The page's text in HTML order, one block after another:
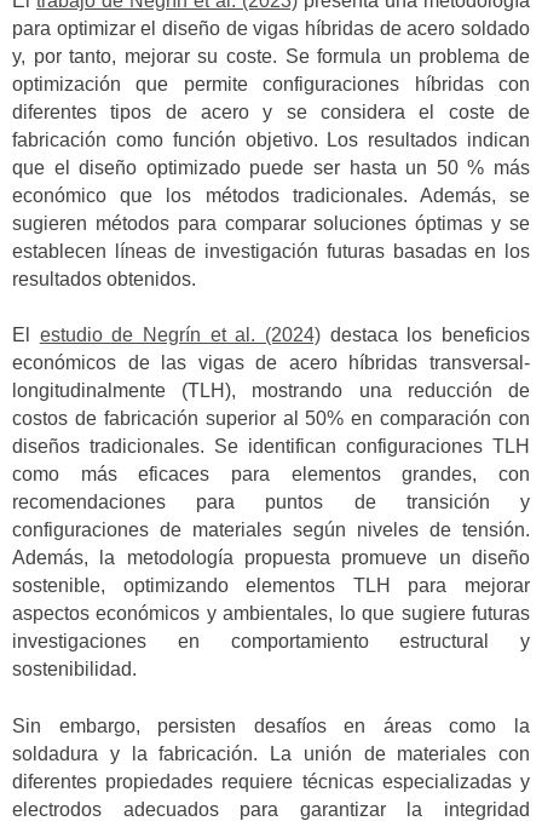
para optimizar el diseño de vigas híbridas de acero soldado
y, por tanto, mejorar su coste. Se formula un problema de
optimización que permite configuraciones híbridas con
diferentes tipos de acero y se considera el coste de
fabricación como función objetivo. Los resultados indican
que el diseño optimizado puede ser hasta un 50 % más
económico que los métodos tradicionales. Además, se
sugieren métodos para comparar soluciones óptimas y se
establecen líneas de investigación futuras basadas en los
resultados obtenidos.
El estudio de Negrín et al. (2024) destaca los beneficios
económicos de las vigas de acero híbridas transversal-
longitudinalmente (TLH), mostrando una reducción de
costos de fabricación superior al 50% en comparación con
diseños tradicionales. Se identifican configuraciones TLH
como más eficaces para elementos grandes, con
recomendaciones para puntos de transición y
configuraciones de materiales según niveles de tensión.
Además, la metodología propuesta promueve un diseño
sostenible, optimizando elementos TLH para mejorar
aspectos económicos y ambientales, lo que sugiere futuras
investigaciones en comportamiento estructural y
sostenibilidad.
Sin embargo, persisten desafíos en áreas como la
soldadura y la fabricación. La unión de materiales con
diferentes propiedades requiere técnicas especializadas y
electrodos adecuados para garantizar la integridad